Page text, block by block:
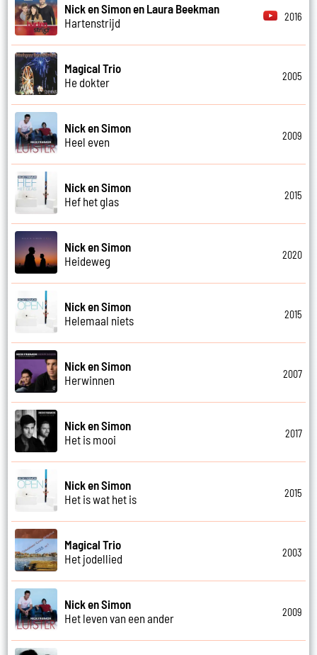
Nick en Simon en Laura Beekman
Hartenstrijd
2016
Magical Trio
He dokter
2005
Nick en Simon
Heel even
2009
Nick en Simon
Hef het glas
2015
Nick en Simon
Heideweg
2020
Nick en Simon
Helemaal niets
2015
Nick en Simon
Herwinnen
2007
Nick en Simon
Het is mooi
2017
Nick en Simon
Het is wat het is
2015
Magical Trio
Het jodellied
2003
Nick en Simon
Het leven van een ander
2009